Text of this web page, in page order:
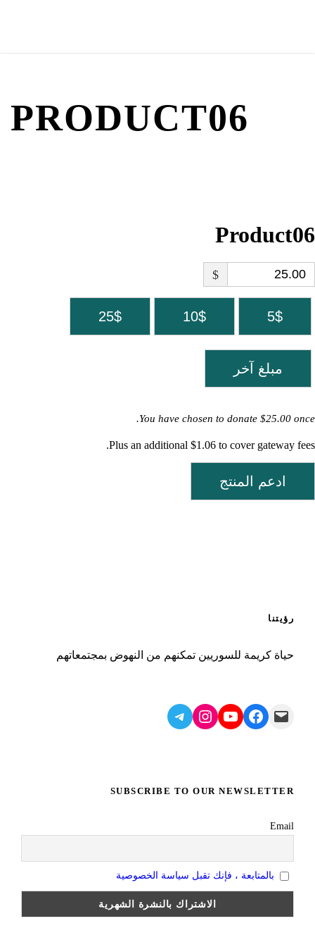
PRODUCT06
Product06
$
5$
10$
25$
مبلغ آخر
You have chosen to donate $25.00 once.
Plus an additional $1.06 to cover gateway fees.
ادعم المنتج
رؤيتنا
حياة كريمة للسوريين تمكنهم من النهوض بمجتمعاتهم
Mail
Facebook
YouTube
Instagram
Telegram
SUBSCRIBE TO OUR NEWSLETTER
Email
بالمتابعة ، فإنك تقبل سياسة الخصوصية